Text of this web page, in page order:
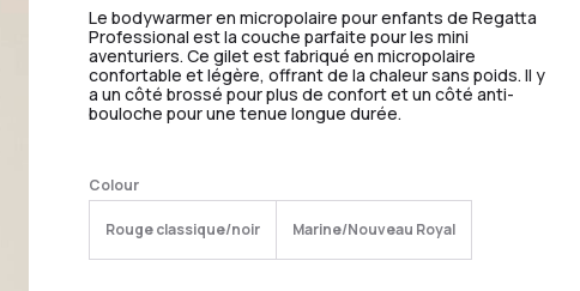
Le bodywarmer en micropolaire pour enfants de Regatta
Professional est la couche parfaite pour les mini
aventuriers. Ce gilet est fabriqué en micropolaire
confortable et légère, offrant de la chaleur sans poids. Il y
a un côté brossé pour plus de confort et un côté anti-
bouloche pour une tenue longue durée.
Colour
Rouge classique/noir Marine/Nouveau Royal